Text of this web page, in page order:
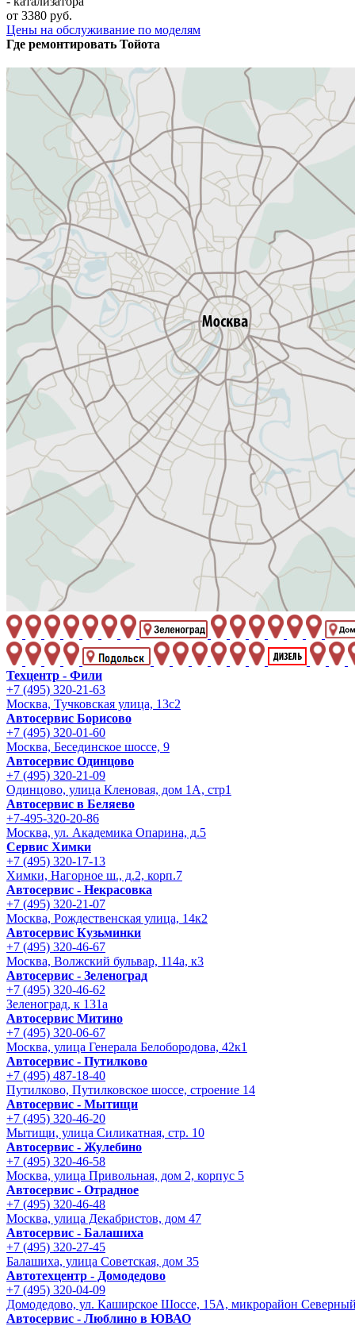
от 3380 руб.
Цены на обслуживание по моделям
Где ремонтировать Тойота
Техцентр - Фили
+7 (495) 320-21-63
Москва, Тучковская улица, 13с2
Автосервис Борисово
+7 (495) 320-01-60
Москва, Бесединское шоссе, 9
Автосервис Одинцово
+7 (495) 320-21-09
Одинцово, улица Кленовая, дом 1А, стр1
Автосервис в Беляево
+7-495-320-20-86
Москва, ул. Академика Опарина, д.5
Сервис Химки
+7 (495) 320-17-13
Химки, Нагорное ш., д.2, корп.7
Автосервис - Некрасовка
+7 (495) 320-21-07
Москва, Рождественская улица, 14к2
Автосервис Кузьминки
+7 (495) 320-46-67
Москва, Волжский бульвар, 114а, к3
Автосервис - Зеленоград
+7 (495) 320-46-62
Зеленоград, к 131а
Автосервис Митино
+7 (495) 320-06-67
Москва, улица Генерала Белобородова, 42к1
Автосервис - Путилково
+7 (495) 487-18-40
Путилково, Путилковское шоссе, строение 14
Автосервис - Мытищи
+7 (495) 320-46-20
Мытищи, улица Силикатная, стр. 10
Автосервис - Жулебино
+7 (495) 320-46-58
Москва, улица Привольная, дом 2, корпус 5
Автосервис - Отрадное
+7 (495) 320-46-48
Москва, улица Декабристов, дом 47
Автосервис - Балашиха
+7 (495) 320-27-45
Балашиха, улица Советская, дом 35
Автотехцентр - Домодедово
+7 (495) 320-04-09
Домодедово, ул. Каширское Шоссе, 15А, микрорайон
Автосервис - Люблино в ЮВАО